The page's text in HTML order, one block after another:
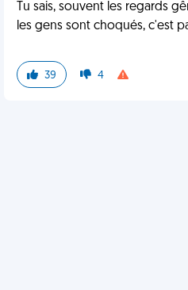
Tu sais, souvent les regards
les gens sont choqués, c'est
39 4